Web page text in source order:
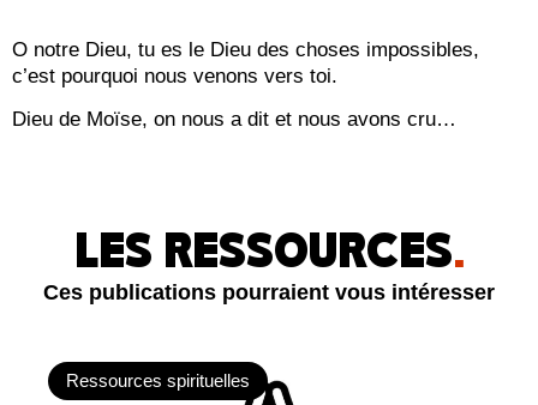
O notre Dieu, tu es le Dieu des choses impossibles,
c’est pourquoi nous venons vers toi.
Dieu de Moïse, on nous a dit et nous avons cru…
LES RESSOURCES.
Ces publications pourraient vous intéresser
Ressources spirituelles